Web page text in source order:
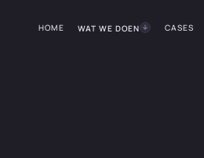
HOME WAT WE DOEN CASES